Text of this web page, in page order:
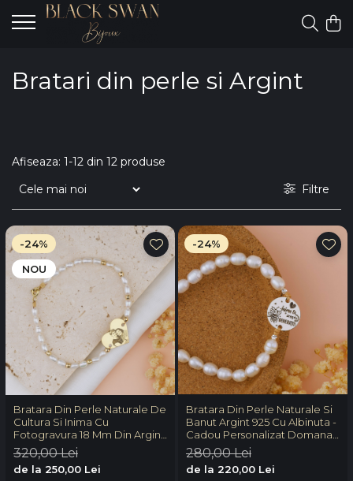
Bratari din perle si Argint
Afiseaza: 1-12 din 12 produse
Filtre
-24%
NOU
Bratara Din Perle Naturale De
Cultura Si Inima Cu
Fotogravura 18 Mm Din Argint
Placat Cu Aur 18K
320,00 Lei
de la 250,00 Lei
-24%
Bratara Din Perle Naturale Si
Banut Argint 925 Cu Albinuta -
Cadou Personalizat Domana
Educatoare
280,00 Lei
de la 220,00 Lei